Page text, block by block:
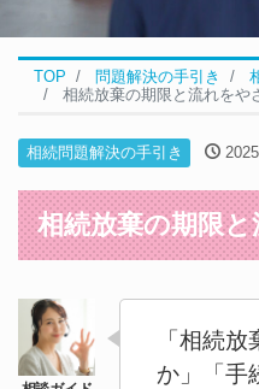
TOP 問題解決の手引き
相続放棄の期限と流れをや
相続問題解決の手引き
相続放棄の期限
「相続
か」「手